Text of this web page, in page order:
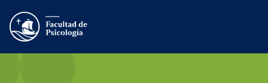
Saltar
al
contenido